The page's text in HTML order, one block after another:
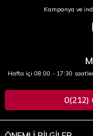
Kampanya ve
Hafta içi 08:00 - 17:30
0(212)